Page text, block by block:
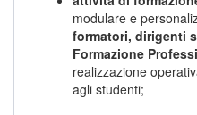
modulare e
formatori, dirigenti
Formazione
realizzazione
agli studenti;